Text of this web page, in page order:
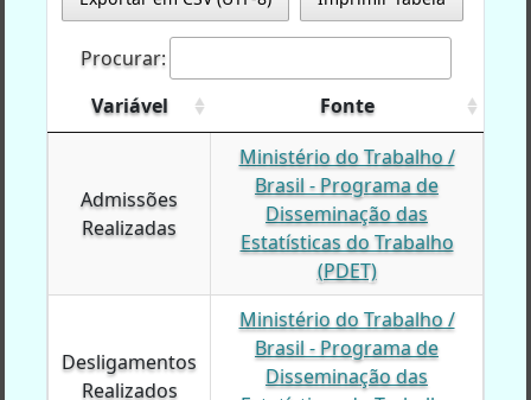
Procurar:
Variável
Fonte
Fonte
Admissões
Realizadas
Ministério do Trabalho /
Brasil - Programa de
Disseminação das
Estatísticas do Trabalho
(PDET)
Desligamentos
Realizados
Ministério do Trabalho /
Brasil - Programa de
Disseminação das
Variável
Admissões
Realizadas
Desligamentos
Realizados